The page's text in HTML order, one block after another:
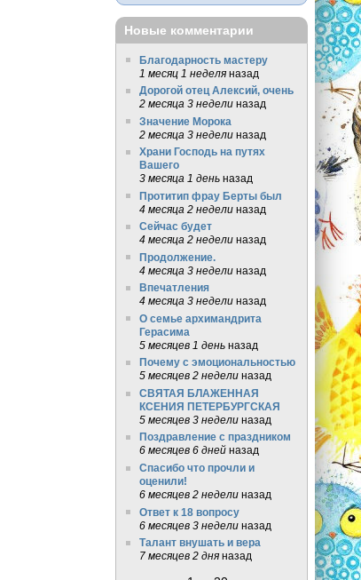
Новые комментарии
Благодарность мастеру
1 месяц 1 неделяназад
Дорогой отец Алексий, очень
2 месяца 3 неделиназад
Значение Морока
2 месяца 3 неделиназад
Храни Господь на путях
Вашего
3 месяца 1 деньназад
Протитип фрау Берты был
4 месяца 2 неделиназад
Сейчас будет
4 месяца 2 неделиназад
Продолжение.
4 месяца 3 неделиназад
Впечатления
4 месяца 3 неделиназад
О семье архимандрита
Герасима
5 месяцев 1 деньназад
Почему с эмоциональностью
5 месяцев 2 неделиназад
СВЯТАЯ БЛАЖЕННАЯ
КСЕНИЯ ПЕТЕРБУРГСКАЯ
5 месяцев 3 неделиназад
Поздравление с праздником
6 месяцев 6 днейназад
Спасибо что прочли и
оценили!
6 месяцев 2 неделиназад
Ответ к 18 вопросу
6 месяцев 3 неделиназад
Талант внушать и вера
7 месяцев 2 дняназад